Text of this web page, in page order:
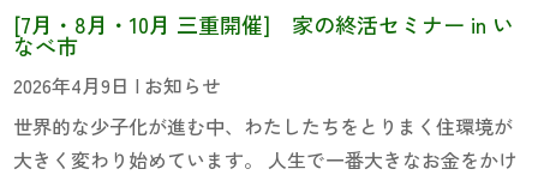
[7月・8月・10月 三重開催] 家の終活セミナー in い
なべ市
2026年4月9日 | お知らせ
世界的な少子化が進む中、わたしたちをとりまく住環境が
大きく変わり始めています。 人生で一番大きなお金をかけ